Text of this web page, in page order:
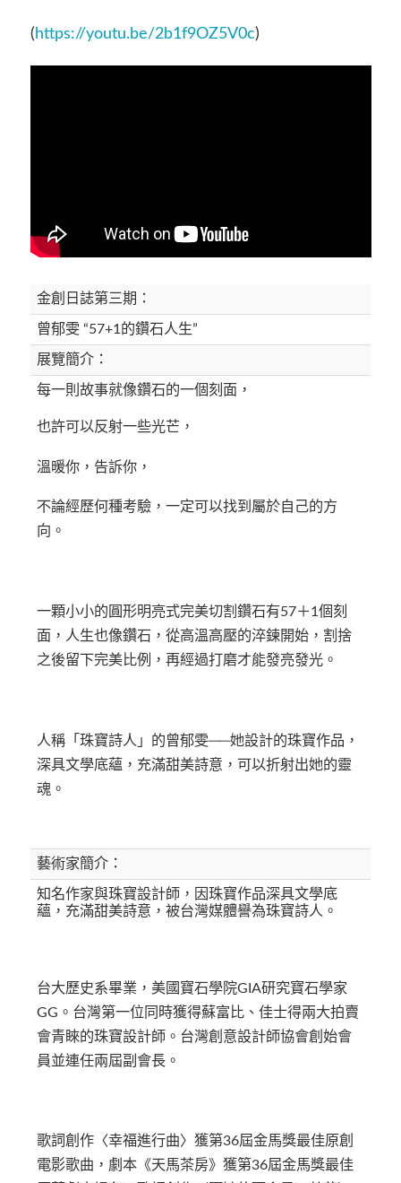
( https://youtu.be/2b1f9OZ5V0c)
金創日誌第三期：
曾郁雯 “57+1的鑽石人生”
展覽簡介：
每一則故事就像鑽石的一個刻面，
也許可以反射一些光芒，
溫暖你，告訴你，
不論經歷何種考驗，一定可以找到屬於自己的方
向。
一顆小小的圓形明亮式完美切割鑽石有57＋1個刻
面，人生也像鑽石，從高溫高壓的淬鍊開始，割捨
之後留下完美比例，再經過打磨才能發亮發光。
人稱「珠寶詩人」的曾郁雯──她設計的珠寶作品，
深具文學底蘊，充滿甜美詩意，可以折射出她的靈
魂。
藝術家簡介：
知名作家與珠寶設計師，因珠寶作品深具文學底
蘊，充滿甜美詩意，被台灣媒體譽為珠寶詩人。
台大歷史系畢業，美國寶石學院GIA研究寶石學家
GG。台灣第一位同時獲得蘇富比、佳士得兩大拍賣
會青睞的珠寶設計師。台灣創意設計師協會創始會
員並連任兩屆副會長。
歌詞創作〈幸福進行曲〉獲第36屆金馬獎最佳原創
電影歌曲，劇本《天馬茶房》獲第36屆金馬獎最佳